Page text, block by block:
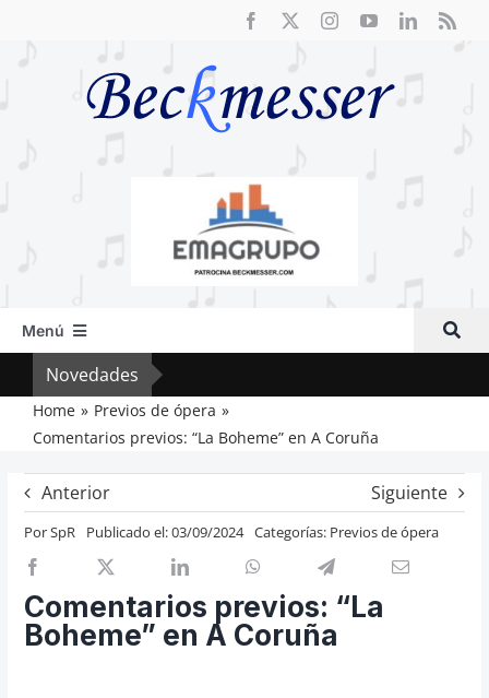
Menú
Inicio
Actual
Artículos
Crítica
Previos de ópera
Cosas de Beckmesser
Novedades
Home
Previos de ópera
Comentarios previos: “La Boheme” en A Coruña
Anterior Siguiente
PorSpR Publicado el: 03/09/2024 Categorías: Previos de ópera
Comentarios previos: “La
Boheme” en A Coruña